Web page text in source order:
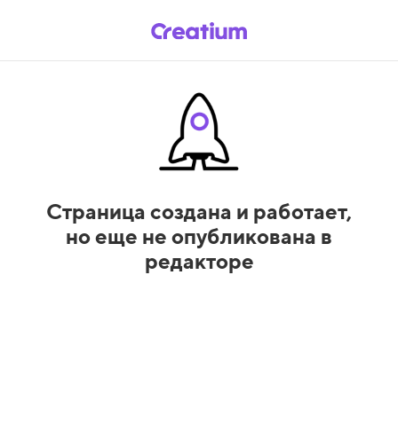
Страница создана и работает,
но еще не опубликована в
редакторе